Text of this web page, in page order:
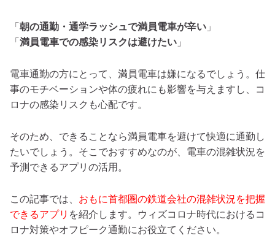
「 朝の通勤・通学ラッシュで満員電車が辛い 」
「 満員電車での感染リスクは避けたい 」
電車通勤の方にとって、満員電車は嫌になるでしょう。仕
事のモチベーションや体の疲れにも影響を与えますし、コ
ロナの感染リスクも心配です。
そのため、できることなら満員電車を避けて快適に通勤し
たいでしょう。そこでおすすめなのが、電車の混雑状況を
予測できるアプリの活用。
この記事では、 おもに首都圏の鉄道会社の混雑状況を把握
できるアプリ を紹介します。ウィズコロナ時代におけるコ
ロナ対策やオフピーク通勤にお役立てください。